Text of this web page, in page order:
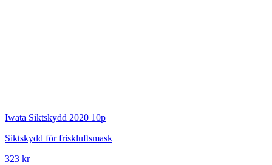
Iwata Siktskydd 2020 10p
Siktskydd för friskluftsmask
323 kr